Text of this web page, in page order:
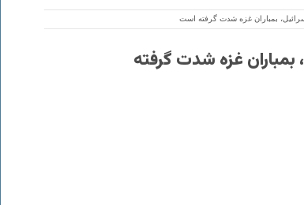
بمباران غزه شدت گرفته است
بمباران غزه شدت گرفته